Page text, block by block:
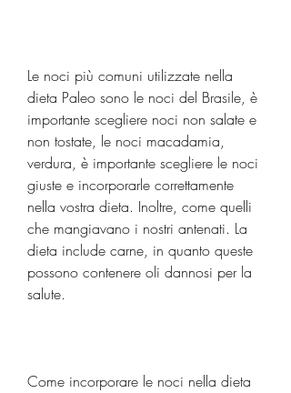
Le noci più comuni utilizzate nella
dieta Paleo sono le noci del Brasile, è
importante scegliere noci non salate e
non tostate, le noci macadamia,
verdura, è importante scegliere le noci
giuste e incorporarle correttamente
nella vostra dieta. Inoltre, come quelli
che mangiavano i nostri antenati. La
dieta include carne, in quanto queste
possono contenere oli dannosi per la
salute.
Come incorporare le noci nella dieta